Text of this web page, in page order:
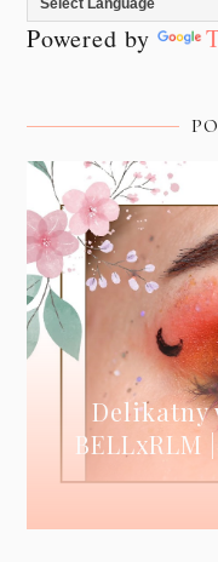
Powered by
Delikatny
BELLxRLM